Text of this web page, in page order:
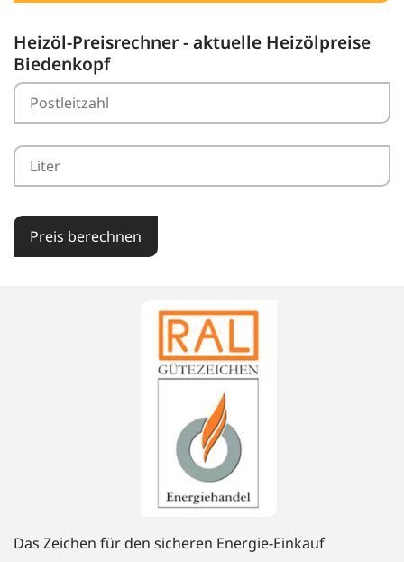
Heizöl-Preisrechner - aktuelle Heizölpreise
Biedenkopf
Preis berechnen
Das Zeichen für den sicheren Energie-Einkauf